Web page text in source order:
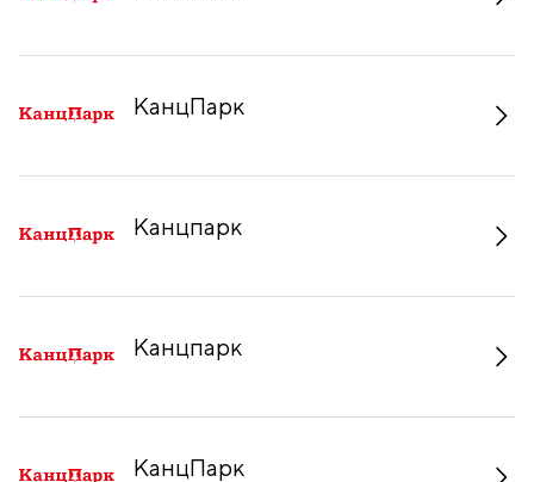
КанцПарк
Канцпарк
Канцпарк
КанцПарк